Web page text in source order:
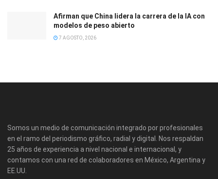
Afirman que China lidera la carrera de la IA con
modelos de peso abierto
7 AGOSTO, 2026
Somos un medio de comunicación integrado por profesionales
en el ramo del periodismo gráfico, radial y digital. Nos respaldan
25 años de experiencia a nivel nacional e internacional, y
contamos con una red de colaboradores en México, Argentina y
EE.UU.